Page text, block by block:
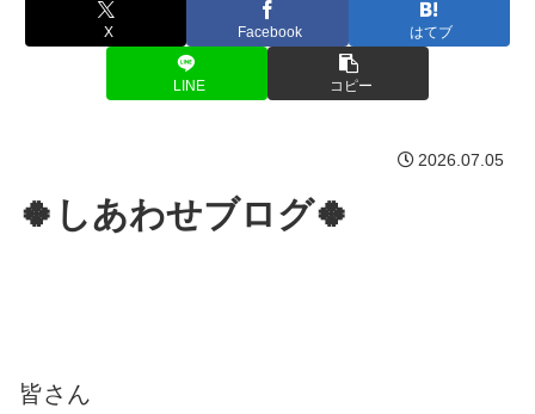
X Facebook はてブ
LINE コピー
2026.07.05
🍀しあわせブログ🍀
皆さん